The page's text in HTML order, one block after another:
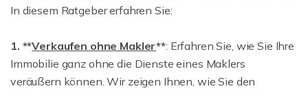
In diesem Ratgeber erfahren Sie:
1. **Verkaufen ohne Makler**: Erfahren Sie, wie Sie Ihre
Immobilie ganz ohne die Dienste eines Maklers
veräußern können. Wir zeigen Ihnen, wie Sie den